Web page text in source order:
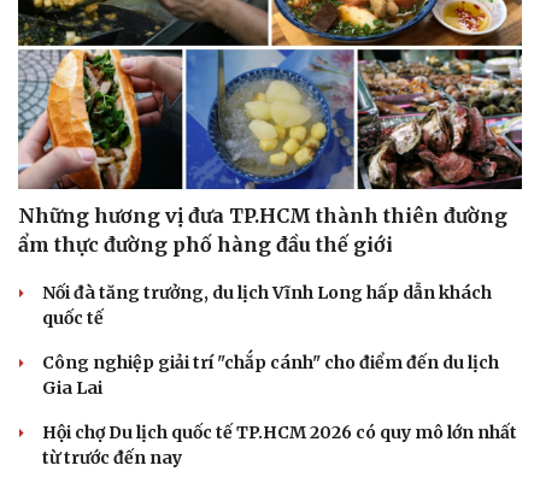
Văn hóa
Sân khấu - Điện ảnh
Văn học
Âm nhạc
Di sản
Giải trí
Nghệ sĩ
Thời trang
Sao Việt
Những hương vị đưa TP.HCM thành thiên đường
ẩm thực đường phố hàng đầu thế giới
Nối đà tăng trưởng, du lịch Vĩnh Long hấp dẫn khách
quốc tế
Công nghiệp giải trí "chắp cánh" cho điểm đến du lịch
Gia Lai
Hội chợ Du lịch quốc tế TP.HCM 2026 có quy mô lớn nhất
từ trước đến nay